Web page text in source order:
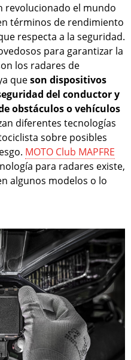
revolucionado el mundo
términos de rendimiento
respecta a la seguridad.
para garantizar la
los radares de
queson dispositivos
del conductor y
obstáculos o vehículos
diferentes tecnologías
sobre posibles
MOTO Club MAPFRE
para radares existe,
algunos modelos o lo